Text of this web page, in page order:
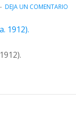
DEJA UN COMENTARIO